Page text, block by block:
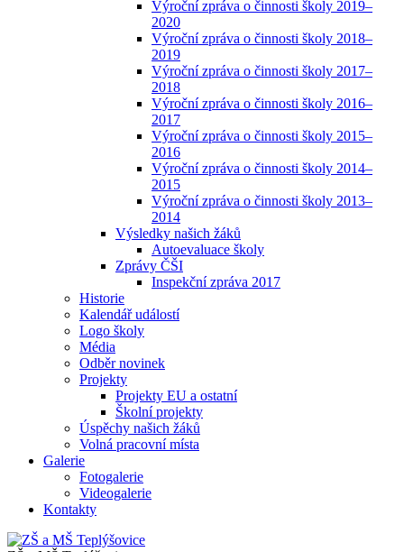
Výroční zpráva o činnosti školy 2019–
2020
Výroční zpráva o činnosti školy 2018–
2019
Výroční zpráva o činnosti školy 2017–
2018
Výroční zpráva o činnosti školy 2016–
2017
Výroční zpráva o činnosti školy 2015–
2016
Výroční zpráva o činnosti školy 2014–
2015
Výroční zpráva o činnosti školy 2013–
2014
Výsledky našich žáků
Autoevaluace školy
Zprávy ČŠI
Inspekční zpráva 2017
Historie
Kalendář událostí
Logo školy
Média
Odběr novinek
Projekty
Projekty EU a ostatní
Školní projekty
Úspěchy našich žáků
Volná pracovní místa
Galerie
Fotogalerie
Videogalerie
Kontakty